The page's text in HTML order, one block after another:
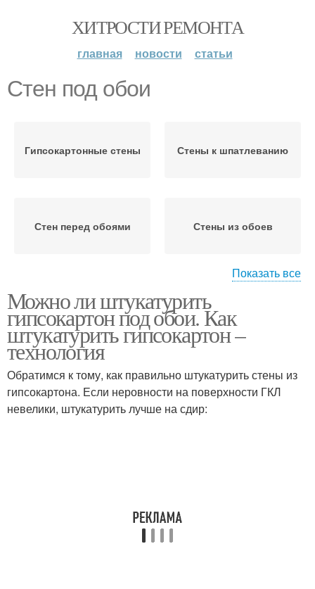
ХИТРОСТИ РЕМОНТА
главная новости статьи
Стен под обои
Гипсокартонные стены Стены к шпатлеванию
Стен перед обоями Стены из обоев
Стены перед поклейкой Стен перед поклейкой
Шпаклевок для стен Стен под поклейку
Показать все
Можно ли штукатурить
гипсокартон под обои. Как
штукатурить гипсокартон –
технология
Обратимся к тому, как правильно штукатурить стены из
гипсокартона. Если неровности на поверхности ГКЛ
невелики, штукатурить лучше на сдир: